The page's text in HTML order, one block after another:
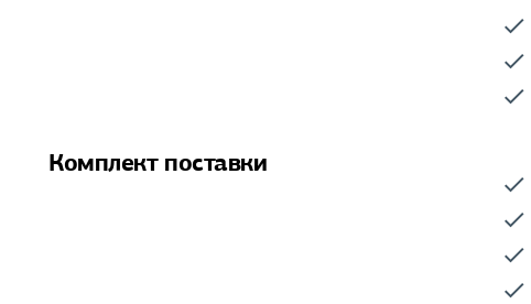
Комплект поставки